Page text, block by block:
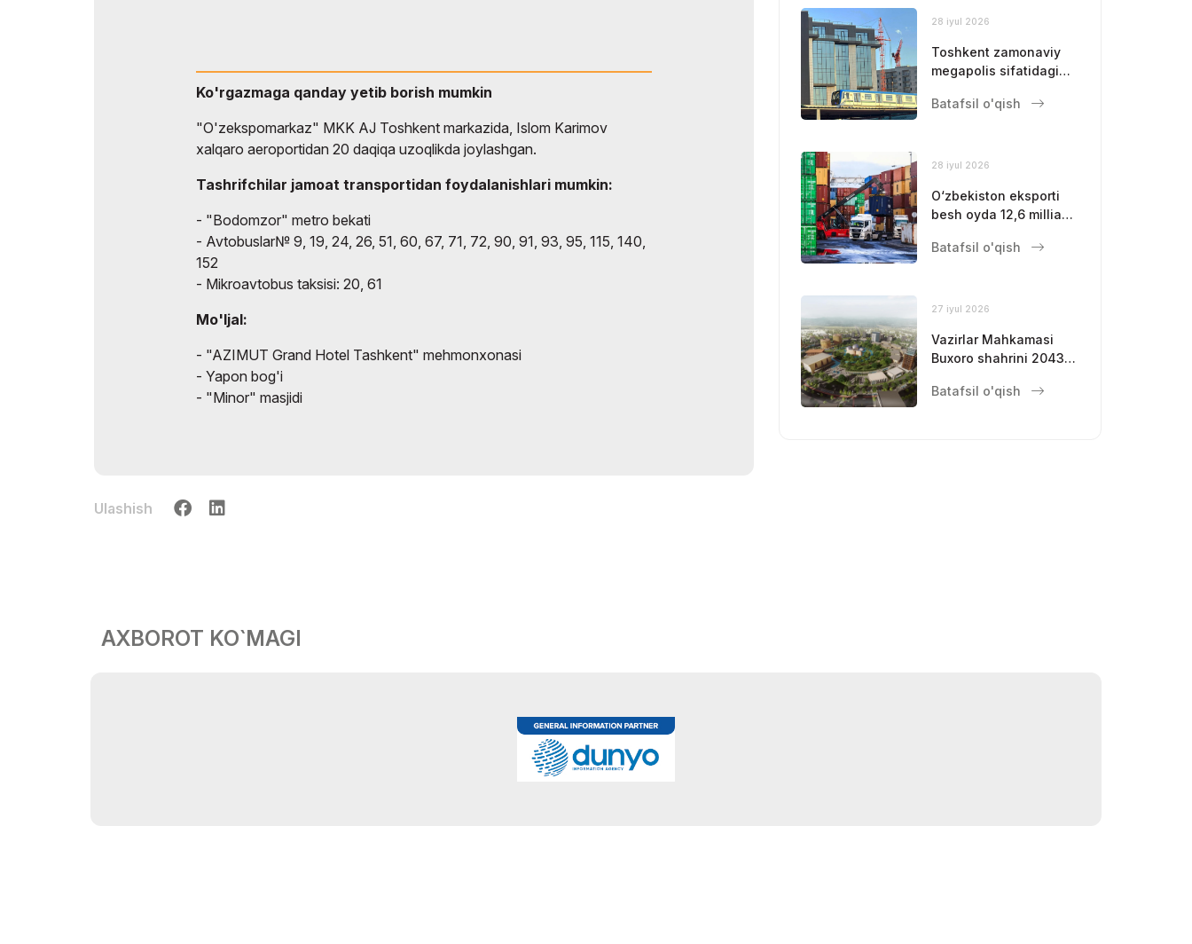
Ko'rgazmaga qanday yetib borish mumkin
"O'zekspomarkaz" MKK AJ Toshkent markazida, Islom Karimov
xalqaro aeroportidan 20 daqiqa uzoqlikda joylashgan.
Tashrifchilar jamoat transportidan foydalanishlari mumkin:
- "Bodomzor" metro bekati
- Avtobuslar№ 9, 19, 24, 26, 51, 60, 67, 71, 72, 90, 91, 93, 95, 115, 140,
152
- Mikroavtobus taksisi: 20, 61
Mo'ljal:
- "AZIMUT Grand Hotel Tashkent" mehmonxonasi
- Yapon bog'i
- "Minor" masjidi
Ulashish
28 iyul 2026
Toshkent zamonaviy
megapolis sifatidagi
mustahkamlamoqda
Batafsil o'qish
28 iyul 2026
O‘zbekiston eksporti
besh oyda 12,6 milliard
Batafsil o'qish
27 iyul 2026
Vazirlar Mahkamasi
Buxoro shahrini 2043-
rivojlantirishning bosh
Batafsil o'qish
AXBOROT KO`MAGI